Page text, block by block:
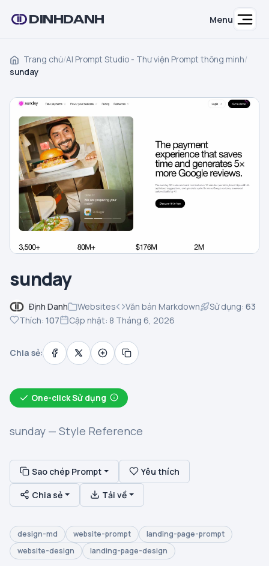
DINHDANH Menu
Trang chủ/AI Prompt Studio - Thư viện Prompt thông minh/
sunday
sunday
Định Danh Websites Văn bản Markdown Sử dụng: 63
Thích: 107 Cập nhật: 8 Tháng 6, 2026
Chia sẻ:
One-click Sử dụng
sunday — Style Reference
Sao chép Prompt Yêu thích
Chia sẻ Tải về
design-md website-prompt
landing-page-prompt
website-design
landing-page-design